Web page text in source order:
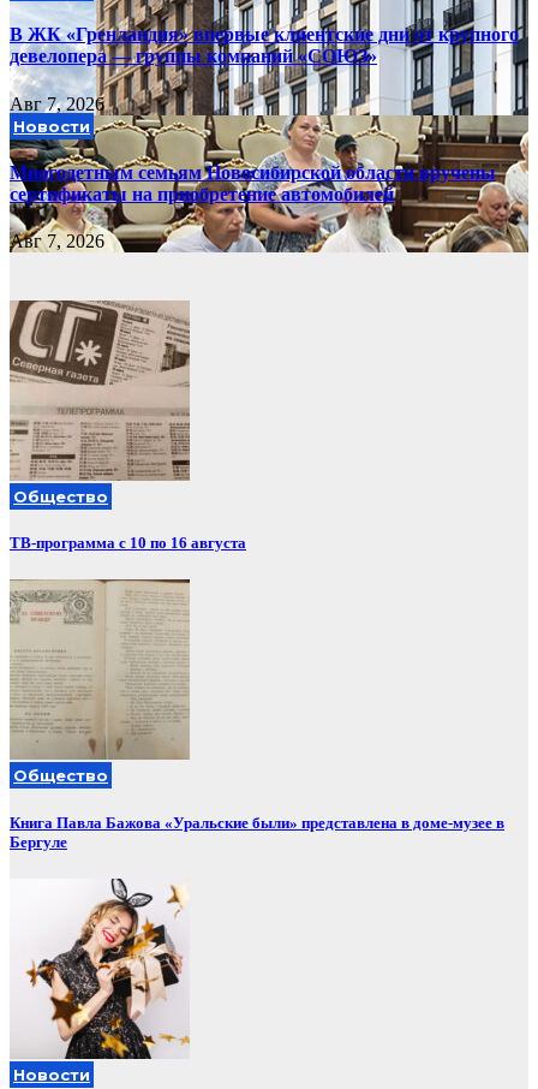
В ЖК «Гренландия» впервые клиентские дни от крупного
девелопера — группы компаний «СОЮЗ»
Авг 7, 2026
Новости
Многодетным семьям Новосибирской области вручены
сертификаты на приобретение автомобилей
Авг 7, 2026
Общество
ТВ-программа с 10 по 16 августа
Общество
Книга Павла Бажова «Уральские были» представлена в доме-музее в
Бергуле
Новости